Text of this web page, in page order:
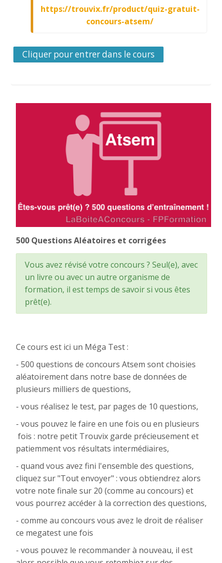
https://trouvix.fr/product/quiz-gratuit-
concours-atsem/
Cliquer pour entrer dans le cours
500 Questions Aléatoires et corrigées
Vous avez révisé votre concours ? Seul(e), avec
un livre ou avec un autre organisme de
formation, il est temps de savoir si vous êtes
prêt(e).
Ce cours est ici un Méga Test :
- 500 questions de concours Atsem sont choisies
aléatoirement dans notre base de données de
plusieurs milliers de questions,
- vous réalisez le test, par pages de 10 questions,
- vous pouvez le faire en une fois ou en plusieurs
fois : notre petit Trouvix garde précieusement et
patiemment vos résultats intermédiaires,
- quand vous avez fini l'ensemble des questions,
cliquez sur "Tout envoyer" : vous obtiendrez alors
votre note finale sur 20 (comme au concours) et
vous pourrez accéder à la correction des questions,
- comme au concours vous avez le droit de réaliser
ce megatest une fois
- vous pouvez le recommander à nouveau, il est